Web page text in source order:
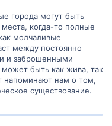
города могут быть
когда-то полные
молчаливые
между постоянно
и заброшенными
может быть как жива, так
напоминают нам о том,
существование.